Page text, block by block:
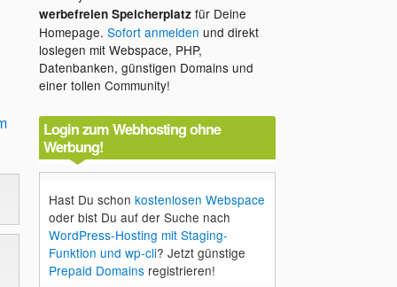
werbefreien Speicherplatzfür Deine
Homepage. Sofort anmelden und direkt
loslegen mit Webspace, PHP,
Datenbanken, günstigen Domains und
einer tollen Community!
Login zum Webhosting ohne
Werbung!
Hast Du schon kostenlosen Webspace
oder bist Du auf der Suche nach
WordPress-Hosting mit Staging-
Funktion und wp-cli? Jetzt günstige
Prepaid Domainsregistrieren!